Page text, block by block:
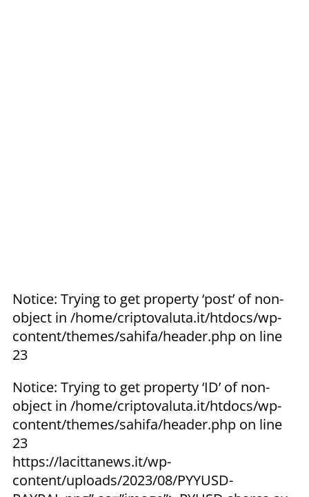
Notice: Trying to get property ‘post’ of non-
object in /home/criptovaluta.it/htdocs/wp-
content/themes/sahifa/header.php on line
23
Notice: Trying to get property ‘ID’ of non-
object in /home/criptovaluta.it/htdocs/wp-
content/themes/sahifa/header.php on line
23
https://lacittanews.it/wp-
content/uploads/2023/08/PYYUSD-